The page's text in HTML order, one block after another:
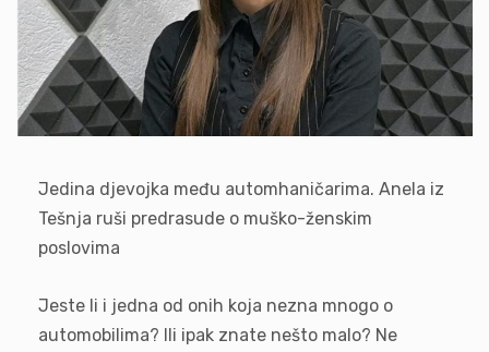
Jedina djevojka među automhaničarima. Anela iz
Tešnja ruši predrasude o muško-ženskim
poslovima
Jeste li i jedna od onih koja nezna mnogo o
automobilima? Ili ipak znate nešto malo? Ne